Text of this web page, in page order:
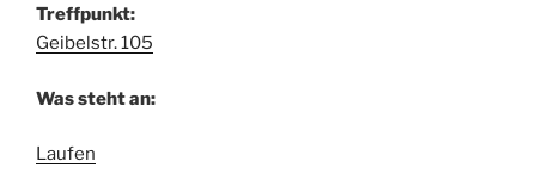
Treffpunkt:
Geibelstr. 105
Was steht an:
Laufen